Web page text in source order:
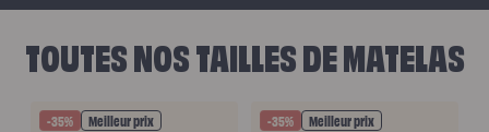
TOUTES NOS TAILLES DE MATELAS
-35% Meilleur prix -35% Meilleur prix